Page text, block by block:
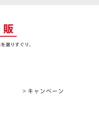
> キャンペーン